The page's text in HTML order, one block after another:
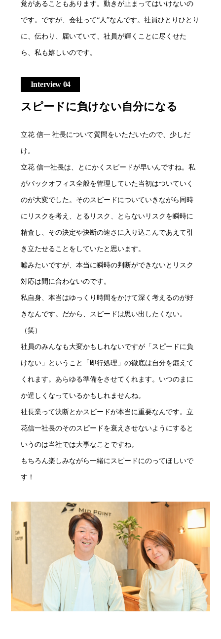
覚があることもあります。動きが止まってはいけないの
です。ですが、会社って“人”なんです。社員ひとりひとり
に、伝わり、届いていて、社員が輝くことに尽くせた
ら、私も嬉しいのです。
Interview 04
スピードに負けない自分になる
立花 信一 社長について質問をいただいたので、少しだ
け。
立花 信一社長は、とにかくスピードが早いんですね。私
がバックオフィス全般を管理していた当初はついていく
のが大変でした。そのスピードについていきながら同時
にリスクを考え、とるリスク、とらないリスクを瞬時に
精査し、その決定や決断の速さに入り込こんであえて引
き立たせることをしていたと思います。
嘘みたいですが、本当に瞬時の判断ができないとリスク
対応は間に合わないのです。
私自身、本当はゆっくり時間をかけて深く考えるのが好
きなんです。だから、スピードは思い出したくない。
（笑）
社員のみんなも大変かもしれないですが「スピードに負
けない」ということ「即行処理」の徹底は自分を鍛えて
くれます。あらゆる準備をさせてくれます。いつのまに
か逞しくなっているかもしれませんね。
社長業って決断とかスピードが本当に重要なんです。立
花信一社長のそのスピードを衰えさせないようにすると
いうのは当社では大事なことですね。
もちろん楽しみながら一緒にスピードにのってほしいで
す！